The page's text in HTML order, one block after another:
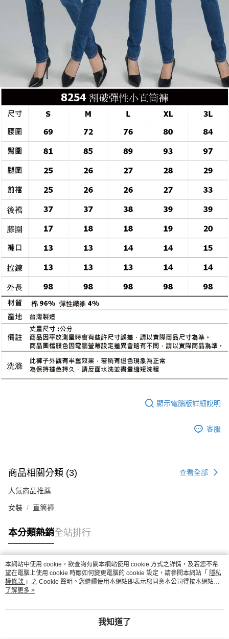
顯示電腦版詳細說明
客服
商品相關分類 (3) 查看全部
人氣商品推薦
女裝 直筒褲
本分類熱銷全站排行
熱門標籤
本網站中使用 cookie，欲查詢有關本網站使用 cookie 方式之詳情，及若您不希
望在電腦上使用 cookie 時應如何變更電腦的 cookie 設定，請參閱本網站「 隱私
權條款 」之 Cookie 聲明。您繼續使用本網站即表示您同意本公司得按本網站使
用條款之 Cookie 聲明使用 cookie。
了解更多 >
我知道了